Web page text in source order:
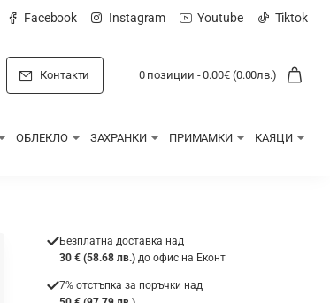
Facebook Instagram Youtube Tiktok
Контакти 0 позиции - 0.00€ (0.00лв.)
ОБЛЕКЛО ЗАХРАНКИ ПРИМАМКИ КАЯЦИ
Безплатна доставка над
30 € (58.68 лв.) до офис на Еконт
7% отстъпка за поръчки над